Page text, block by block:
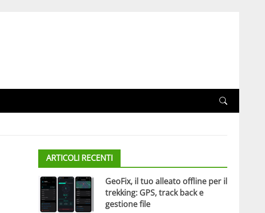
ARTICOLI RECENTI
GeoFix, il tuo alleato offline per il
trekking: GPS, track back e
gestione file